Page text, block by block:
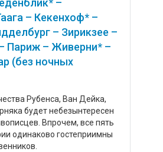
–
– Кекенхоф* –
– Зирикзее –
Париж – Живерни* –
(без ночных
Рубенса, Ван Дейка,
будет небезынтересен
Впрочем, все пять
одинаково гостеприимны